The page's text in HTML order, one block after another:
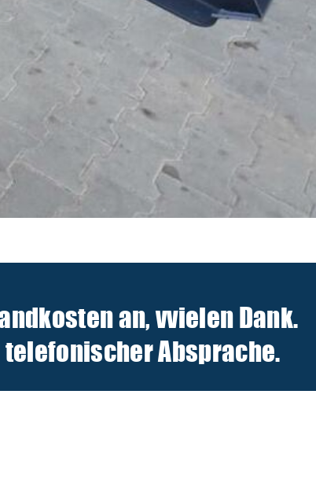
an, vvielen Dank.
Absprache.